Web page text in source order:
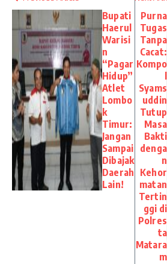
Bupati
Haerul
Warisi
n
“Pagar
Hidup”
Atlet
Lombo
k
Timur:
Jangan
Sampai
Dibajak
Daerah
Lain!
Purna
Tugas
Tanpa
Cacat:
Kompo
Syams
uddin
Tutup
Masa
Bakti
denga
n
Kehor
matan
Tertin
ggi di
Polres
ta
Matara
m